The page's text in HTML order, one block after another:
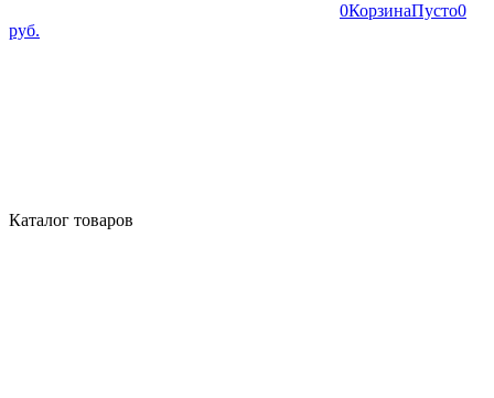
0КорзинаПусто0
руб.
Каталог товаров